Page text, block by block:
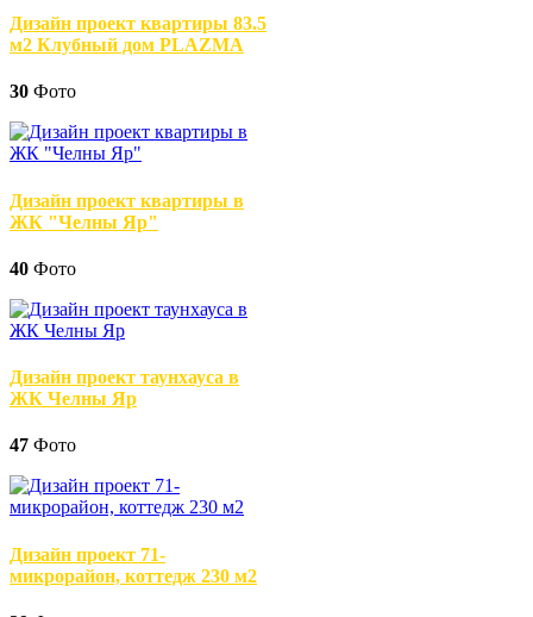
Дизайн проект квартиры 83.5
м2 Клубный дом PLAZMA
30 Фото
Дизайн проект квартиры в
ЖК "Челны Яр"
40 Фото
Дизайн проект таунхауса в
ЖК Челны Яр
47 Фото
Дизайн проект 71-
микрорайон, коттедж 230 м2